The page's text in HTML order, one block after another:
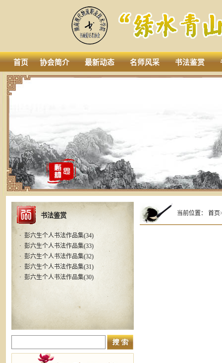
首页 协会简介 最新动态 名师风采 书法鉴赏
书法鉴赏
· 彭六生个人书法作品集(34)
· 彭六生个人书法作品集(33)
· 彭六生个人书法作品集(32)
· 彭六生个人书法作品集(31)
· 彭六生个人书法作品集(30)
当前位置：首页